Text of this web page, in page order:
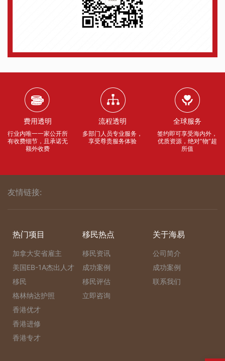
费用透明
行业内唯一一家公开所
有收费细节，且承诺无
额外收费
流程透明
多部门人员专业服务，
享受尊贵服务体验
全球服务
签约即可享受海内外，
优质资源，绝对“物”超
所值
友情链接:
热门项目
加拿大安省雇主
美国EB-1A杰出人才
移民
格林纳达护照
香港优才
香港进修
香港专才
移民热点
移民资讯
成功案例
移民评估
立即咨询
关于海易
公司简介
成功案例
联系我们